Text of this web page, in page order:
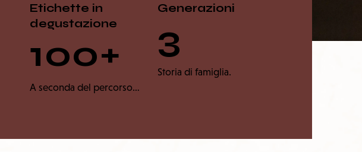
Etichette in
degustazione
100+
A seconda del percorso…
Generazioni
3
Storia di famiglia.